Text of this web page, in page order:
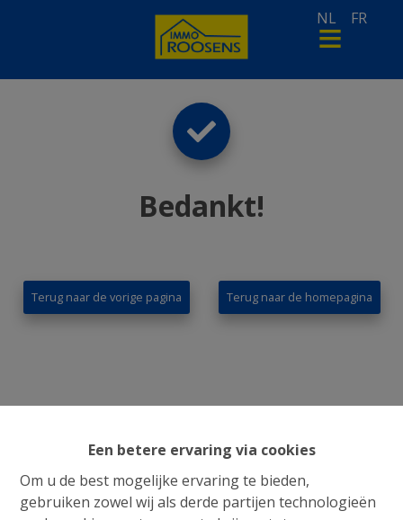
Een betere ervaring via cookies
Om u de best mogelijke ervaring te bieden,
gebruiken zowel wij als derde partijen technologieën
NL FR
Bedankt!
Terug naar de vorige pagina Terug naar de homepagina